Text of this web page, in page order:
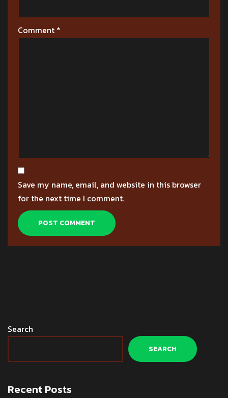
Comment *
Save my name, email, and website in this browser
for the next time I comment.
Search
SEARCH
Recent Posts